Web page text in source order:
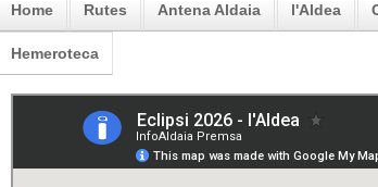
Home Rutes Antena Aldaia l'Aldea
Hemeroteca